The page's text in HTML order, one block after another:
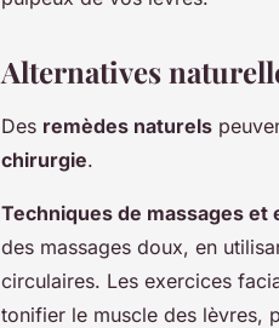
Alternatives
Des remèdes naturels
chirurgie.
Techniques de massages et
des massages doux, en
circulaires. Les exercices
tonifier le muscle des lèvres,